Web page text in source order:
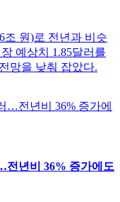
조 원)로 전년과 비슷
예상치 1.85달러를
망을 낮춰 잡았다.
전년비 36% 증가에도